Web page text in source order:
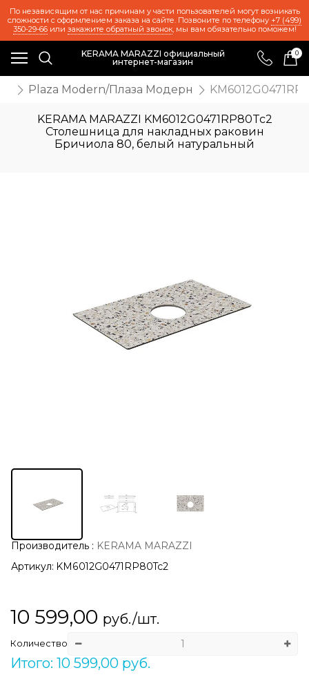
По независящим от нас причинам у части пользователей могут возникать
сложности с оформлением заказа на сайте. Позвоните по телефону +7 (499)
350-29-66или закажите обратный звонок, мы вам обязательно поможем!
KERAMA MARAZZI официальный
интернет-магазин
0
Plaza Modern/Плаза Модерн
KERAMA MARAZZI KM6012G0471RP80Tc2
Столешница для накладных раковин
Бричиола 80, белый натуральный
Производитель : KERAMA MARAZZI
Артикул: KM6012G0471RP80Tc2
10 599,00 руб./шт.
Количество
Итого: 10 599,00 руб.